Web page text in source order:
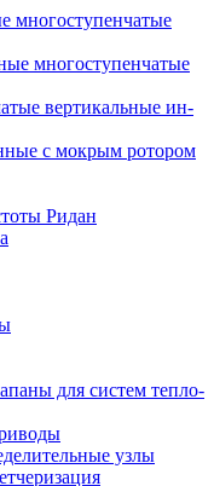
многоступенчатые
многоступенчатые
вертикальные ин-
с мокрым ротором
Ридан
для систем тепло-
узлы